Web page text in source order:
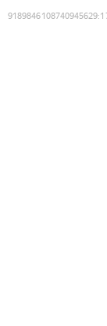
9189846108740945629: